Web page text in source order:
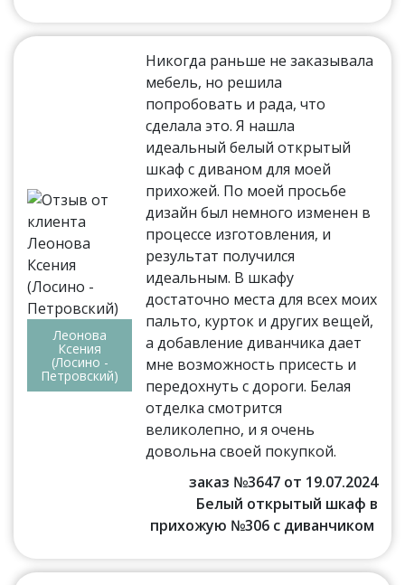
Леонова
Ксения
(Лосино -
Петровский)
Никогда раньше не заказывала
мебель, но решила
попробовать и рада, что
сделала это. Я нашла
идеальный белый открытый
шкаф с диваном для моей
прихожей. По моей просьбе
дизайн был немного изменен в
процессе изготовления, и
результат получился
идеальным. В шкафу
достаточно места для всех моих
пальто, курток и других вещей,
а добавление диванчика дает
мне возможность присесть и
передохнуть с дороги. Белая
отделка смотрится
великолепно, и я очень
довольна своей покупкой.
заказ №3647 от 19.07.2024
Белый открытый шкаф в
прихожую №306 с диванчиком